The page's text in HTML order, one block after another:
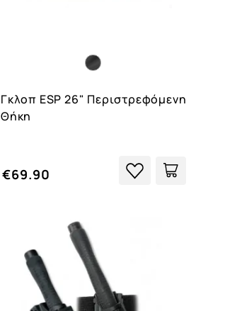
Γκλοπ ESP 26" Περιστρεφόμενη
Θήκη
€69.90